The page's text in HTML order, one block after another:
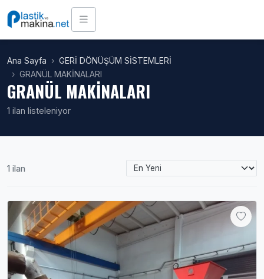
Ana Sayfa
GERİ DÖNÜŞÜM SİSTEMLERİ
GRANÜL MAKİNALARI
GRANÜL MAKİNALARI
1 ilan listeleniyor
1 ilan